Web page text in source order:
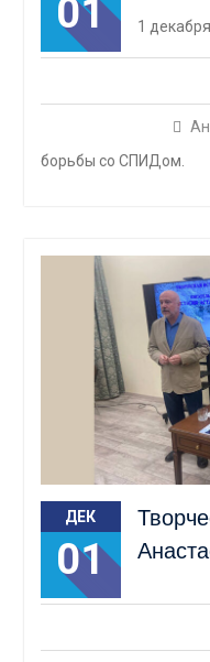
01 1
борьбы со СПИДом.
ДЕК
01